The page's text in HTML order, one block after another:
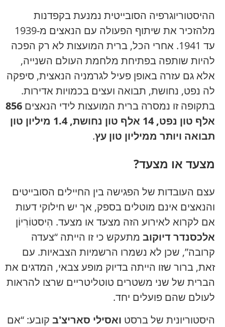
ההיסטוריוגרפיה הסובייטית נמנעת בקפדנות
מלהזכיר את שיתוף הפעולה עם הנאצים מ-1939
עד 1941. אחרי הכל, ברית המועצות לא רק הפכה
להיות שותפה בפתיחת מלחמת העולם השנייה,
אלא גם עזרה באופן פעיל לגרמניה הנאצית, סיפקה
לה נפט, נחושת, תבואה ועצים בכמויות אדירות.
בתקופה זו נמסרה ברית המועצות לידי הנאצים 856
אלף טון נפט, 14 אלף טון נחושת, 1.4 מיליון טון
תבואה ויותר ממיליון טון עץ.
מצעד או מצעד?
עצם העובדות של הפגישה בין החיילים הסובייטים
והנאצים אינם מוטלים בספק, אך יש חילוקי דעות
אם לקרוא לאירוע הזה מצעד או מצעד. הִיסטוֹרִיוֹן
אלכסנדר דיוקוב מתעקש כי זו הייתה “צעדה
קרובה”, שכן לא נשמרו הרשמיות הצבאיות. עם
זאת, ברור שזו הייתה בדיוק מופע צבאי, המדגים את
הברית של שני משטרים טוטליטריים שרצו להראות
לעולם שהם פועלים יחד.
היסטוריונית של ברסט ואסילי סאריצ'ב קובע: “אם